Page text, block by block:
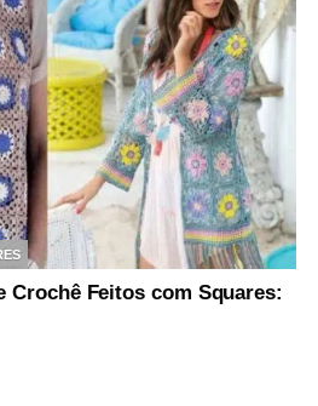
Crochê Feitos com Squares: